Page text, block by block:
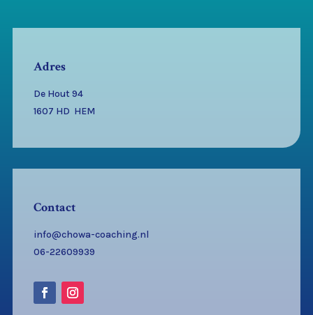
Adres
De Hout 94
1607 HD HEM
Contact
info@chowa-coaching.nl
06-22609939